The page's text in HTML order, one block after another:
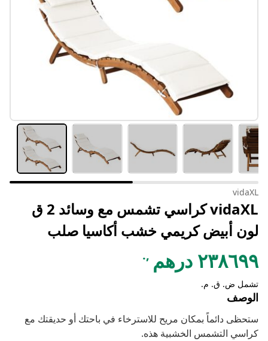
vidaXL
vidaXL كراسي تشمس مع وسائد 2 ق
لون أبيض كريمي خشب أكاسيا صلب
٢٣٨٦٩٩ درهم ,.
تشمل ض. ق. م.
الوصف
ستحظى دائماً بمكان مريح للاسترخاء في باحتك أو حديقتك مع
كراسي التشمس الخشبية هذه.